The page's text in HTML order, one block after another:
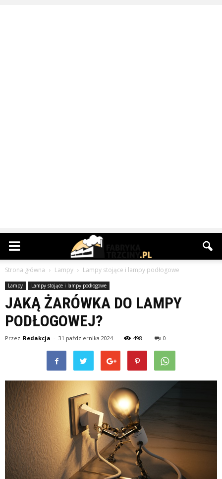
Strona główna Lampy Lampy stojące i lampy podłogowe
Lampy Lampy stojące i lampy podłogowe
JAKĄ ŻARÓWKA DO LAMPY
PODŁOGOWEJ?
Przez Redakcja - 31 października 2024 498 0